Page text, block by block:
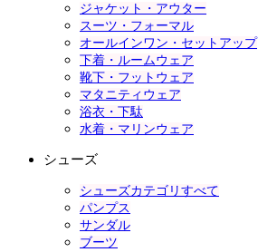
ジャケット・アウター
スーツ・フォーマル
オールインワン・セットアップ
下着・ルームウェア
靴下・フットウェア
マタニティウェア
浴衣・下駄
水着・マリンウェア
シューズ
シューズカテゴリすべて
パンプス
サンダル
ブーツ